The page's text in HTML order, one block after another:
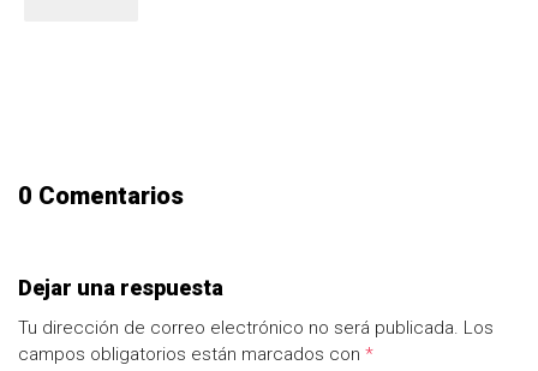
0 Comentarios
Dejar una respuesta
Tu dirección de correo electrónico no será publicada. Los
campos obligatorios están marcados con *